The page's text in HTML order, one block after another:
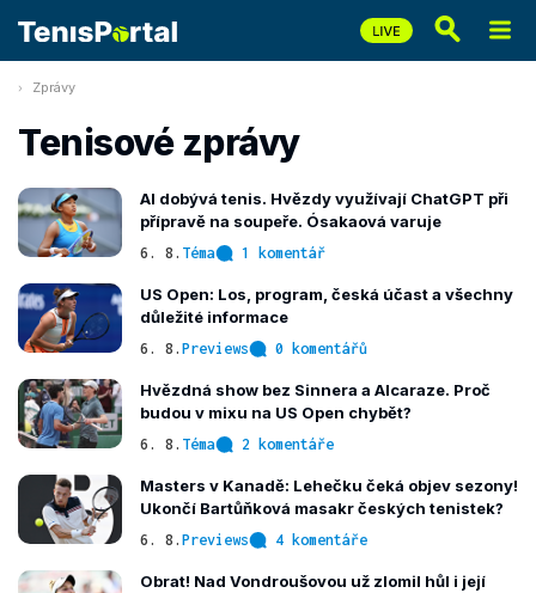
Zprávy
Tenisové zprávy
AI dobývá tenis. Hvězdy využívají ChatGPT při
přípravě na soupeře. Ósakaová varuje
6. 8. Téma 1 komentář
US Open: Los, program, česká účast a všechny
důležité informace
6. 8. Previews 0 komentářů
Hvězdná show bez Sinnera a Alcaraze. Proč
budou v mixu na US Open chybět?
6. 8. Téma 2 komentáře
Masters v Kanadě: Lehečku čeká objev sezony!
Ukončí Bartůňková masakr českých tenistek?
6. 8. Previews 4 komentáře
Obrat! Nad Vondroušovou už zlomil hůl i její